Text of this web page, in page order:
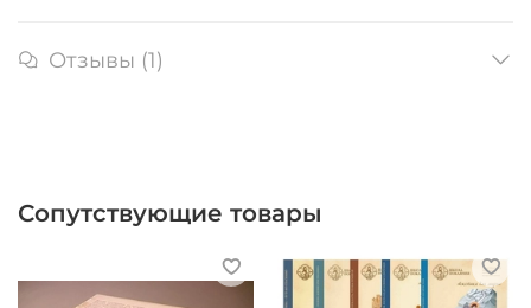
Отзывы (1)
Сопутствующие товары